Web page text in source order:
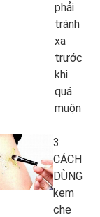
phải
tránh
xa
trước
khi
quá
muộn
3
CÁCH
DÙNG
kem
che